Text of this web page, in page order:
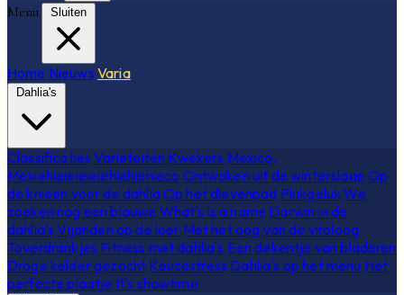
Menu Sluiten
Home Nieuws Varia
Dahlia's
Classificaties Variëteiten Kwekers Mexico,
Mexiehieieieieiehiehiehieco Ontwaken uit de winterslaap Op
de knieën voor de dahliaOp het dievenpad Plukgeluk We
zoeken nog een blauwe What's is a name Darwin in de
dahlia's Vijanden op de loer Met het oog van de viroloog
Toverdrankjes Fitness met dahlia's Een dekentje van bladeren
Droge kelder gezocht Keuzestress Dahlia's op het menu Het
perfecte plaatje It's showtime